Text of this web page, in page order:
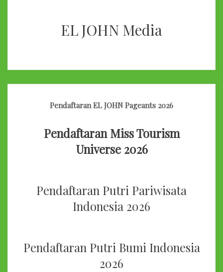
EL JOHN Media
Pendaftaran EL JOHN Pageants 2026
Pendaftaran Miss Tourism
Universe 2026
Pendaftaran Putri Pariwisata
Indonesia 2026
Pendaftaran Putri Bumi Indonesia
2026